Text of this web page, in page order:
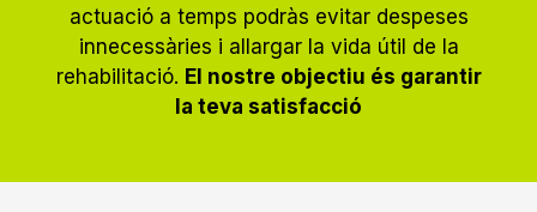
actuació a temps podràs evitar despeses
innecessàries i allargar la vida útil de la
rehabilitació. El nostre objectiu és garantir
la teva satisfacció